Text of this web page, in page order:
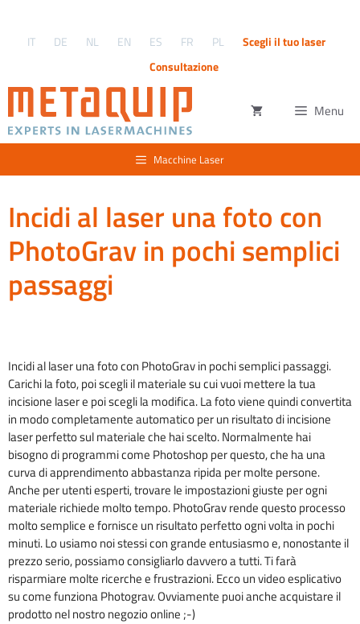
contenuto
IT DE NL EN ES FR PL
Scegli il tuo laser
Consultazione
Menu
Macchine Laser
Incidi al laser una foto con
PhotoGrav in pochi semplici
passaggi
Incidi al laser una foto con PhotoGrav in pochi semplici passaggi.
Carichi la foto, poi scegli il materiale su cui vuoi mettere la tua
incisione laser e poi scegli la modifica. La foto viene quindi convertita
in modo completamente automatico per un risultato di incisione
laser perfetto sul materiale che hai scelto. Normalmente hai
bisogno di programmi come Photoshop per questo, che ha una
curva di apprendimento abbastanza ripida per molte persone.
Anche per utenti esperti, trovare le impostazioni giuste per ogni
materiale richiede molto tempo. PhotoGrav rende questo processo
molto semplice e fornisce un risultato perfetto ogni volta in pochi
minuti. Lo usiamo noi stessi con grande entusiasmo e, nonostante il
prezzo serio, possiamo consigliarlo davvero a tutti. Ti farà
risparmiare molte ricerche e frustrazioni. Ecco un video esplicativo
su come funziona Photograv. Ovviamente puoi anche acquistare il
prodotto nel nostro negozio online ;-)